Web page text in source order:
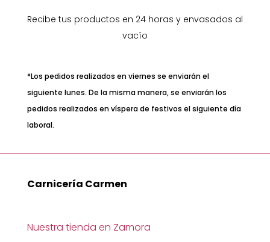
Recibe tus productos en 24 horas y envasados al
vacío
*Los pedidos realizados en viernes se enviarán el
siguiente lunes. De la misma manera, se enviarán los
pedidos realizados en víspera de festivos el siguiente día
laboral.
Carnicería Carmen
Nuestra tienda en Zamora